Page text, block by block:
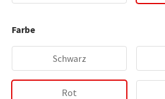
Farbe
Schwarz
Rot